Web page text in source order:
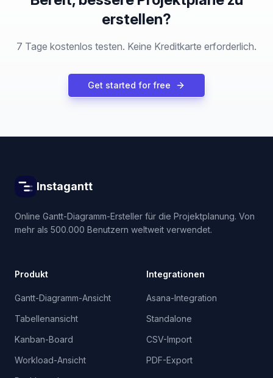
erstellen?
7 Tage kostenlos testen. Keine Kreditkarte erforderlich.
Get started for free
Instagantt
Online Gantt-Diagramm-Ersteller für die Projektplanung. Von
mehr als 500.000 Benutzern weltweit verwendet.
Produkt
Gantt-Diagramm-Ansicht
Tabellenansicht
Kanban-Board
Workload-Ansicht
Integrationen
Asana-Integration
Standalone
CSV-Import
PDF-Export